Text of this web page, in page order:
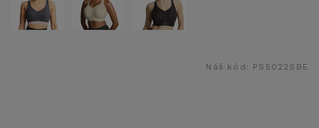
Náš kód: PS5022SBE